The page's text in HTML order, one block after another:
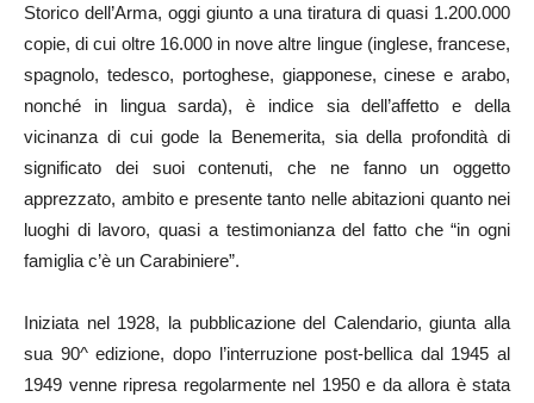
Storico dell’Arma, oggi giunto a una tiratura di quasi 1.200.000
copie, di cui oltre 16.000 in nove altre lingue (inglese, francese,
spagnolo, tedesco, portoghese, giapponese, cinese e arabo,
nonché in lingua sarda), è indice sia dell’affetto e della
vicinanza di cui gode la Benemerita, sia della profondità di
significato dei suoi contenuti, che ne fanno un oggetto
apprezzato, ambito e presente tanto nelle abitazioni quanto nei
luoghi di lavoro, quasi a testimonianza del fatto che “in ogni
famiglia c’è un Carabiniere”.
Iniziata nel 1928, la pubblicazione del Calendario, giunta alla
sua 90^ edizione, dopo l’interruzione post-bellica dal 1945 al
1949 venne ripresa regolarmente nel 1950 e da allora è stata